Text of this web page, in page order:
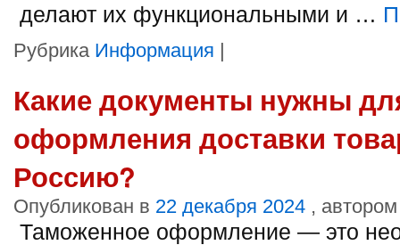
делают их функциональными и …
Рубрика Информация |
Какие документы нужны
оформления доставки
Россию?
Опубликован в 22 декабря 2024 , автором
Таможенное оформление — это